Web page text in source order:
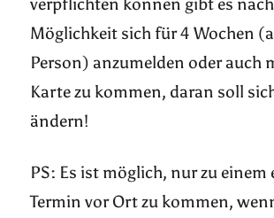
Möglichkeit sich für 4 Wochen
Person) anzumelden oder auch
Karte zu kommen, daran soll
ändern!
PS: Es ist möglich, nur zu einem
Termin vor Ort zu kommen,